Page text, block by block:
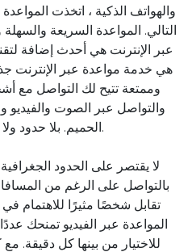
والهواتف الذكية ، اتخذت
التالي. المواعدة السريعة
عبر الإنترنت هي أحدث إضافة
وممتعة تتيح لك التواصل مع
والتواصل عبر الصوت والفيديو
الحميم. بلا حدود ولا لحظات محرجة.
بالتواصل على الرغم من المسافات
تقابل شخصًا مثيرًا للاهتمام
المواعدة عبر الفيديو تمنحك
للاختيار من بينها كل دقيقة.